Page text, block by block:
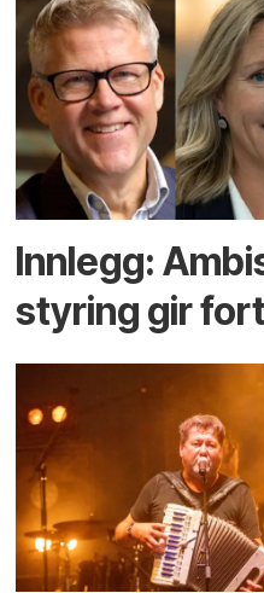
Innlegg:
styring gir